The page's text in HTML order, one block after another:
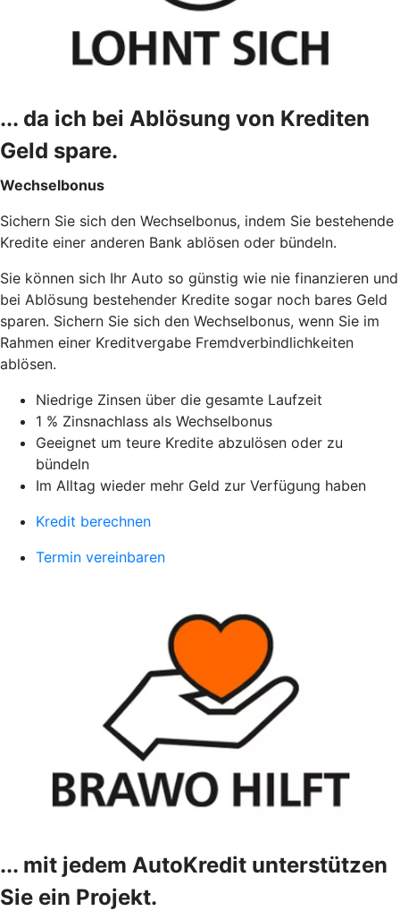
... da ich bei Ablösung von Krediten
Geld spare.
Wechselbonus
Sichern Sie sich den Wechselbonus, indem Sie bestehende
Kredite einer anderen Bank ablösen oder bündeln.
Sie können sich Ihr Auto so günstig wie nie finanzieren und
bei Ablösung bestehender Kredite sogar noch bares Geld
sparen. Sichern Sie sich den Wechselbonus, wenn Sie im
Rahmen einer Kreditvergabe Fremdverbindlichkeiten
ablösen.
Niedrige Zinsen über die gesamte Laufzeit
1 % Zinsnachlass als Wechselbonus
Geeignet um teure Kredite abzulösen oder zu
bündeln
Im Alltag wieder mehr Geld zur Verfügung haben
Kredit berechnen
Termin vereinbaren
... mit jedem AutoKredit unterstützen
Sie ein Projekt.